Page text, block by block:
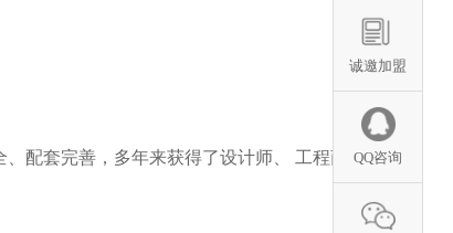
诚邀加盟
QQ咨询
配套完善，多年来获得了设计师、 工程商和